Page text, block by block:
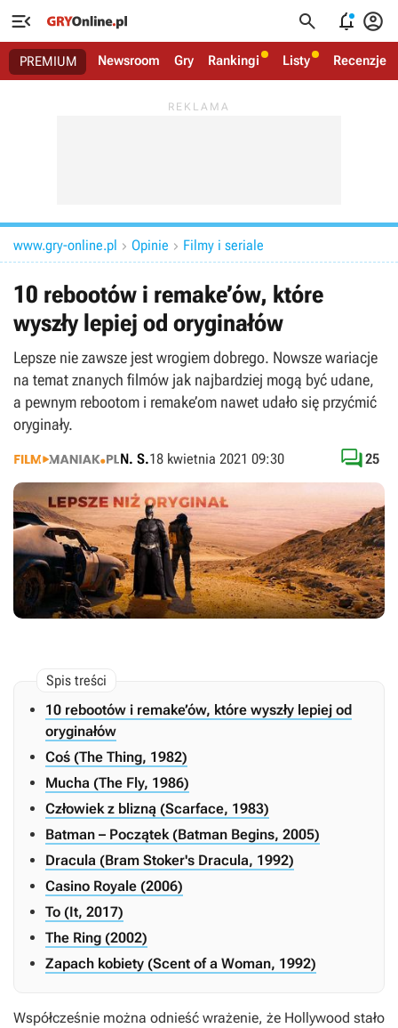
   
PREMIUM Newsroom Gry Rankingi Listy Recenzje
www.gry-online.pl  Opinie  Filmy i seriale
10 rebootów i remake’ów, które
wyszły lepiej od oryginałów
Lepsze nie zawsze jest wrogiem dobrego. Nowsze wariacje
na temat znanych filmów jak najbardziej mogą być udane,
a pewnym rebootom i remake’om nawet udało się przyćmić
oryginały.
N. S.18 kwietnia 2021 09:30 25
10 rebootów i remake’ów, które wyszły lepiej od
oryginałów
Coś (The Thing, 1982)
Mucha (The Fly, 1986)
Człowiek z blizną (Scarface, 1983)
Batman – Początek (Batman Begins, 2005)
Dracula (Bram Stoker's Dracula, 1992)
Casino Royale (2006)
To (It, 2017)
The Ring (2002)
Zapach kobiety (Scent of a Woman, 1992)
Współcześnie można odnieść wrażenie, że Hollywood stało